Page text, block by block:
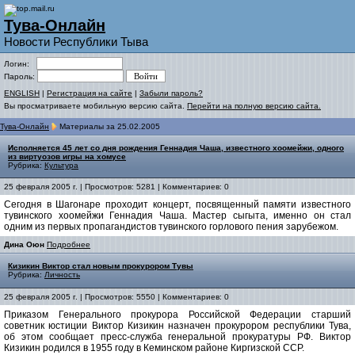
Тува-Онлайн
Новости Республики Тыва
Логин:
Пароль:
ENGLISH | Регистрация на сайте | Забыли пароль?
Вы просматриваете мобильную версию сайта. Перейти на полную версию сайта.
Тува-Онлайн Материалы за 25.02.2005
Исполняется 45 лет со дня рождения Геннадия Чаша, известного хоомейжи, одного
из виртуозов игры на хомусе
Рубрика: Культура
25 февраля 2005 г. | Просмотров: 5281 | Комментариев: 0
Сегодня в Шагонаре проходит концерт, посвященный памяти известного
тувинского хоомейжи Геннадия Чаша. Мастер сыгыта, именно он стал
одним из первых пропагандистов тувинского горлового пения зарубежом.
Дина Оюн Подробнее
Кизикин Виктор стал новым прокурором Тувы
Рубрика: Личность
25 февраля 2005 г. | Просмотров: 5550 | Комментариев: 0
Приказом Генерального прокурора Российской Федерации старший
советник юстиции Виктор Кизикин назначен прокурором республики Тува,
об этом сообщает пресс-служба генеральной прокуратуры РФ. Виктор
Кизикин родился в 1955 году в Кеминском районе Киргизской ССР.